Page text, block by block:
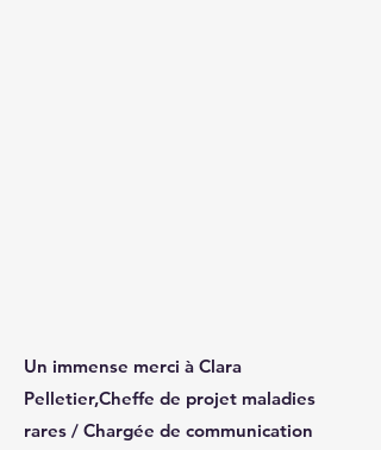
Un immense merci à Clara
Pelletier,Cheffe de projet maladies
rares / Chargée de communication